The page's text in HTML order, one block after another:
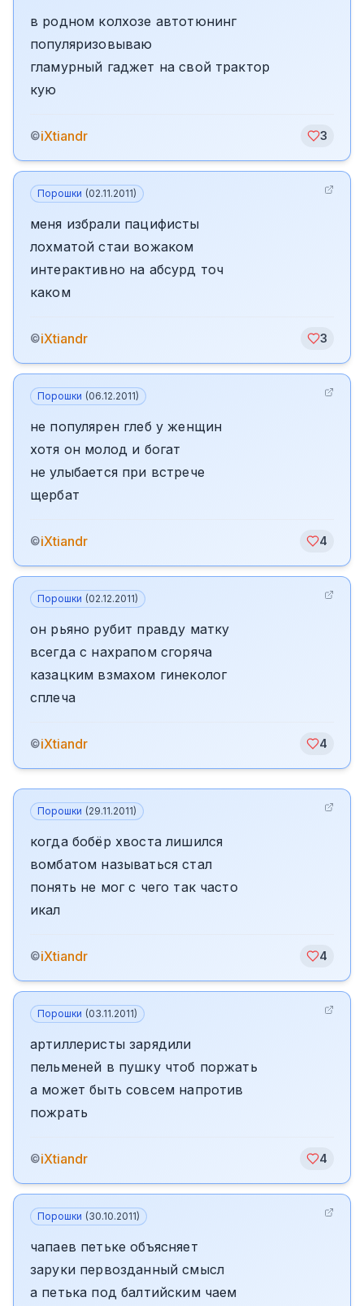
в родном колхозе автотюнинг
популяризовываю
гламурный гаджет на свой трактор
кую
©iXtiandr 3
Порошки (02.11.2011)
меня избрали пацифисты
лохматой стаи вожаком
интерактивно на абсурд точ
каком
©iXtiandr 3
Порошки (06.12.2011)
не популярен глеб у женщин
хотя он молод и богат
не улыбается при встрече
щербат
©iXtiandr 4
Порошки (02.12.2011)
он рьяно рубит правду матку
всегда с нахрапом сгоряча
казацким взмахом гинеколог
сплеча
©iXtiandr 4
Порошки (29.11.2011)
когда бобёр хвоста лишился
вомбатом называться стал
понять не мог с чего так часто
икал
©iXtiandr 4
Порошки (03.11.2011)
артиллеристы зарядили
пельменей в пушку чтоб поржать
а может быть совсем напротив
пожрать
©iXtiandr 4
Порошки (30.10.2011)
чапаев петьке объясняет
заруки первозданный смысл
а петька под балтийским чаем